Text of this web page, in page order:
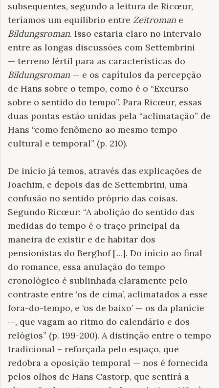
subsequentes, segundo a leitura de Ricœur,
teríamos um equilíbrio entre Zeitroman e
Bildungsroman. Isso estaria claro no intervalo
entre as longas discussões com Settembrini
— terreno fértil para as características do
Bildungsroman — e os capítulos da percepção
de Hans sobre o tempo, como é o “Excurso
sobre o sentido do tempo”. Para Ricœur, essas
duas pontas estão unidas pela “aclimatação” de
Hans “como fenômeno ao mesmo tempo
cultural e temporal” (p. 210).
De início já temos, através das explicações de
Joachim, e depois das de Settembrini, uma
confusão no sentido próprio das coisas.
Segundo Ricœur: “A abolição do sentido das
medidas do tempo é o traço principal da
maneira de existir e de habitar dos
pensionistas do Berghof [...]. Do início ao final
do romance, essa anulação do tempo
cronológico é sublinhada claramente pelo
contraste entre ‘os de cima’, aclimatados a esse
fora-do-tempo, e ‘os de baixo’ — os da planície
—, que vagam ao ritmo do calendário e dos
relógios” (p. 199-200). A distinção entre o tempo
tradicional – reforçada pelo espaço, que
redobra a oposição temporal — nos é fornecida
pelos olhos de Hans Castorp, que sentirá a